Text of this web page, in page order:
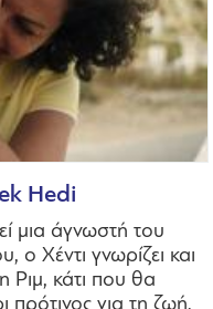
Hedi
μια άγνωστή του
ο Χέντι γνωρίζει και
Ριμ, κάτι που θα